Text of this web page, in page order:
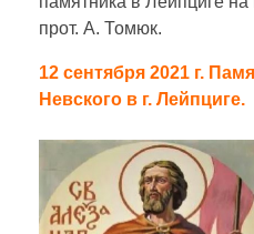
прот. А. Томюк.
12 сентября 2021 г.
Невского в г. Лейпциге.